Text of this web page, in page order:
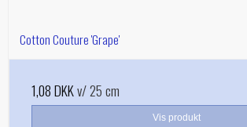
Cotton Couture 'Grape'
1,08 DKKv/ 25 cm
Vis produkt